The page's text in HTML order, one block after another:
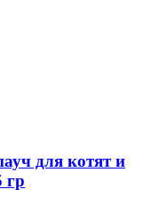
для котят и
гр